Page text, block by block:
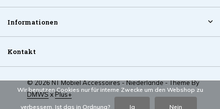
Informationen
Kontakt
© 2026 NT Mobiel Accessoires - Niederlande - Theme By
DMWSxPlus+
Wir benutzen Cookies nur für interne Zwecke um den Webshop zu
verbessern. Ist das in Ordnung? Ja Nein